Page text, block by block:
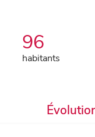
96
habitants